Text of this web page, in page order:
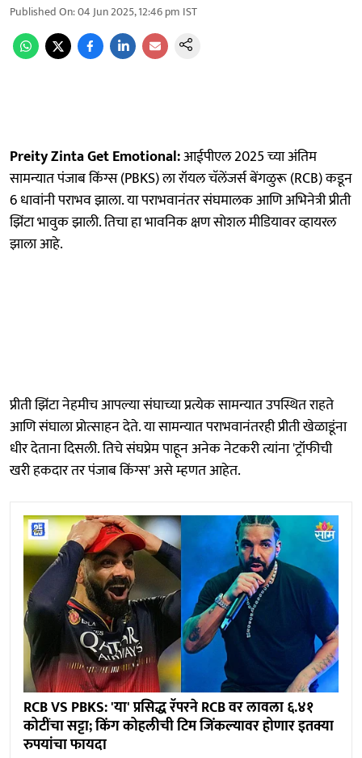
Published On:04 Jun 2025, 12:46 pm IST
Preity Zinta Get Emotional:आईपीएल 2025 च्या अंतिम
सामन्यात पंजाब किंग्स (PBKS) ला रॉयल चॅलेंजर्स बेंगळुरू (RCB) कडून
6 धावांनी पराभव झाला. या पराभवानंतर संघमालक आणि अभिनेत्री प्रीती
झिंटा भावुक झाली. तिचा हा भावनिक क्षण सोशल मीडियावर व्हायरल
झाला आहे.
प्रीती झिंटा नेहमीच आपल्या संघाच्या प्रत्येक सामन्यात उपस्थित राहते
आणि संघाला प्रोत्साहन देते. या सामन्यात पराभवानंतरही प्रीती खेळाडूंना
धीर देताना दिसली. तिचे संघप्रेम पाहून अनेक नेटकरी त्यांना 'ट्रॉफीची
खरी हकदार तर पंजाब किंग्स' असे म्हणत आहेत.
RCB VS PBKS: 'या' प्रसिद्ध रॅपरने RCB वर लावला ६.४१
कोटींचा सट्टा; किंग कोहलीची टिम जिंकल्यावर होणार इतक्या
रुपयांचा फायदा